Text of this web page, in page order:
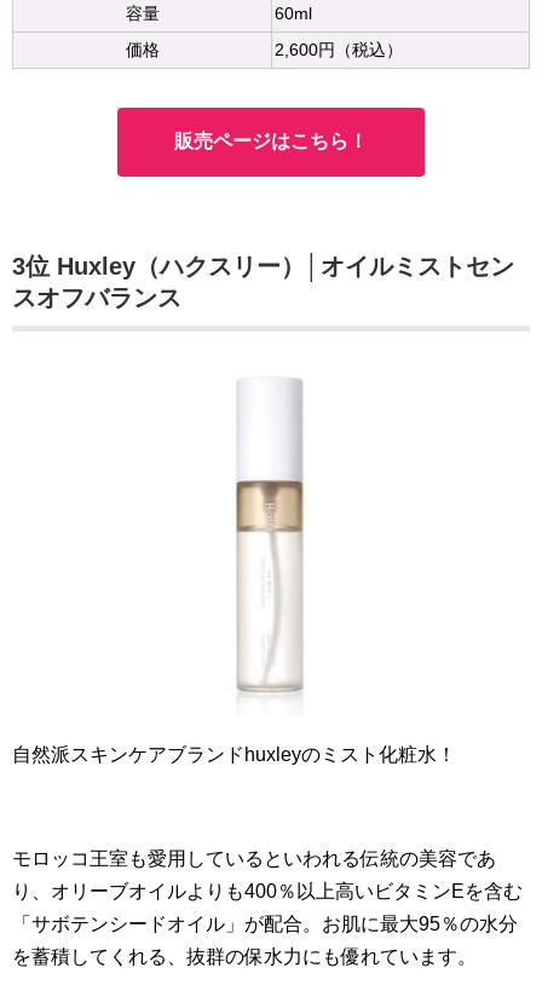
容量
60ml
価格
2,600円（税込）
販売ページはこちら！
3位 Huxley（ハクスリー）│オイルミストセン
スオフバランス
自然派スキンケアブランドhuxleyのミスト化粧水！
モロッコ王室も愛用しているといわれる伝統の美容であ
り、オリーブオイルよりも400％以上高いビタミンEを含む
「サボテンシードオイル」が配合。お肌に最大95％の水分
を蓄積してくれる、抜群の保水力にも優れています。